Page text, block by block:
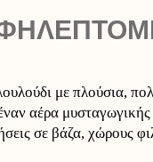
με πλούσια,
αέρα
σε βάζα, χώρους